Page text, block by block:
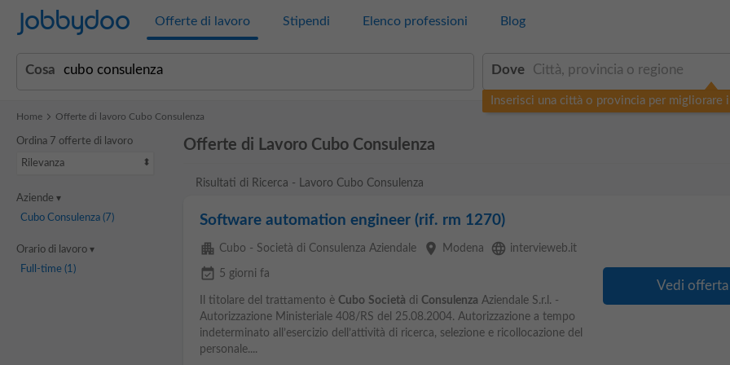
Jobbydoo Offerte di lavoro Stipendi Elenco professioni Blog
Cosa Dove
Inserisci una città o provincia per migliorare
Home Offerte di lavoro Cubo Consulenza
Ordina 7 offerte di lavoro
Rilevanza
Aziende
Cubo Consulenza(7)
Orario di lavoro
Full-time(1)
Offerte di Lavoro Cubo Consulenza
Risultati di Ricerca - Lavoro Cubo Consulenza
Software automation engineer (rif. rm 1270)
apartment Cubo - Società di Consulenza Aziendale place Modena language intervieweb.it
event_available 5 giorni fa
Il titolare del trattamento è Cubo Società di Consulenza Aziendale S.r.l. -
Autorizzazione Ministeriale 408/RS del 25.08.2004. Autorizzazione a tempo
indeterminato all’esercizio dell’attività di ricerca, selezione e ricollocazione del
personale....
Vedi offerta